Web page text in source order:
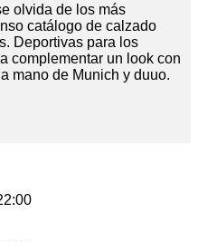
olvida de los más
catálogo de calzado
Deportivas para los
complementar un look con
mano de Munich y duuo.